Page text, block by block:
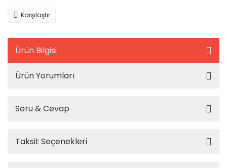
Karşılaştır
Ürün Bilgisi
Ürün Yorumları
Soru & Cevap
Taksit Seçenekleri